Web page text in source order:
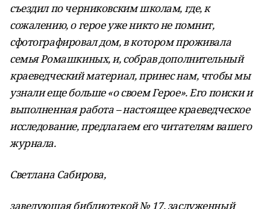
съездил по черниковским школам, где, к
сожалению, о герое уже никто не помнит,
сфотографировал дом, в котором проживала
семья Ромашкиных, и, собрав дополнительный
краеведческий материал, принес нам, чтобы мы
узнали еще больше «о своем Герое». Его поиски и
выполненная работа – настоящее краеведческое
исследование, предлагаем его читателям вашего
журнала.
Светлана Сабирова,
заведующая библиотекой № 17, заслуженный